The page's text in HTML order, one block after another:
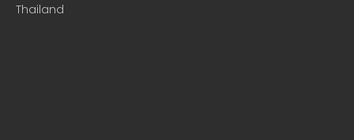
Thailand​